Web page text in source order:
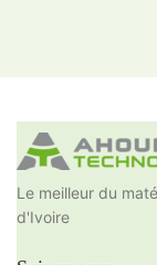
Le meilleur du
d'Ivoire